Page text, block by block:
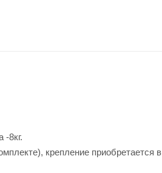
-8кг.
крепление приобретается в